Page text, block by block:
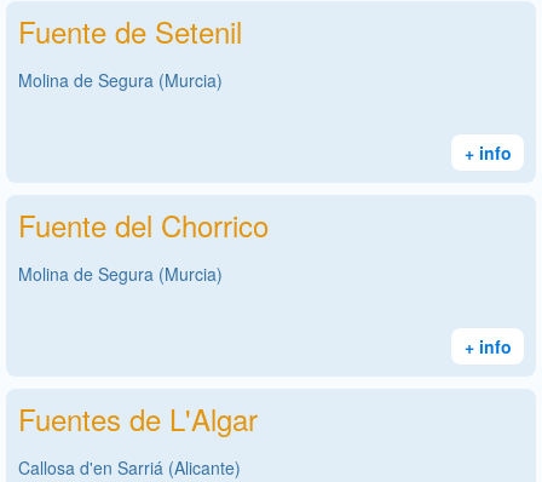
Fuente de Setenil
Molina de Segura (Murcia)
+ info
Fuente del Chorrico
Molina de Segura (Murcia)
+ info
Fuentes de L'Algar
Callosa d'en Sarriá (Alicante)